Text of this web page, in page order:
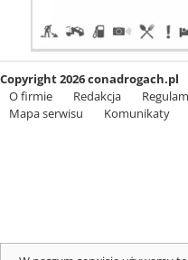
Copyright 2026 conadrogach.pl
O firmie
Redakcja
Mapa serwisu
Komunikaty